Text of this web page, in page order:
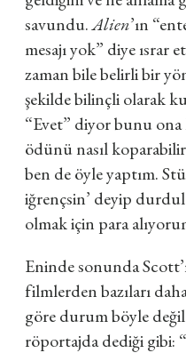
savundu.Alien’ın
mesajı yok” diye
zaman bile belirli bir
şekilde bilinçli olarak
“Evet” diyor bunu ona
ödünü nasıl
ben de öyle yaptım.
iğrençsin’ deyip
olmak için para
Eninde sonunda
filmlerden bazıları
göre durum böyle
röportajda dediği gibi: